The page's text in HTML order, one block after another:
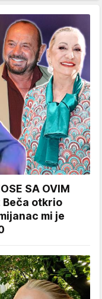
SA OVIM
Beča otkrio
mi je